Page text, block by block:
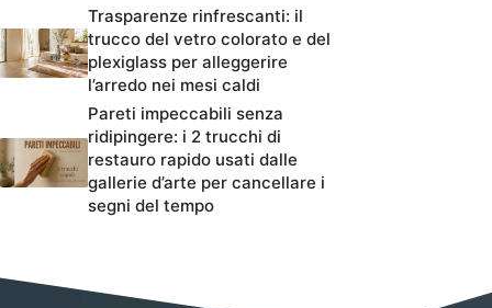
Trasparenze rinfrescanti: il
trucco del vetro colorato e del
plexiglass per alleggerire
l’arredo nei mesi caldi
Pareti impeccabili senza
ridipingere: i 2 trucchi di
restauro rapido usati dalle
gallerie d’arte per cancellare i
segni del tempo